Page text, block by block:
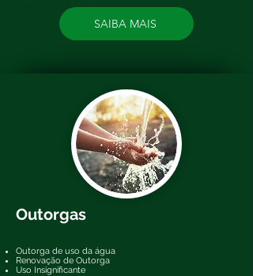
SAIBA MAIS
Outorgas
Outorga de uso da água
Renovação de Outorga
Uso Insignificante